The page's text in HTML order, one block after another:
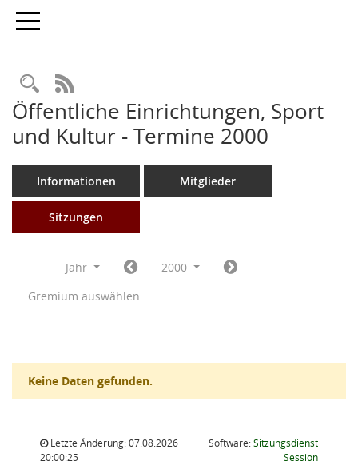
Toggle navigation
Rechercheauswahl
RSS-Feed
Öffentliche Einrichtungen, Sport
und Kultur - Termine 2000
Informationen Mitglieder
Sitzungen
Jahr
2000
Gremium auswählen
Keine Daten gefunden.
Letzte Änderung: 07.08.2026
20:00:25
Software:Sitzungsdienst
Session(Wird in